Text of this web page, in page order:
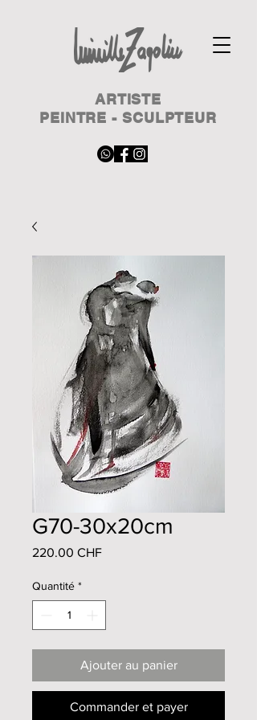
ARTISTE
PEINTRE - SCULPTEUR
G70-30x20cm
220.00 CHFPrix
Quantité *
Ajouter au panier
Commander et payer